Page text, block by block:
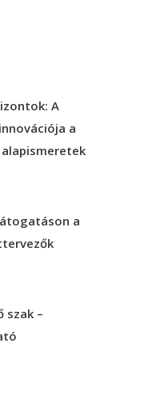
A
a
alapismeretek
a
szak –